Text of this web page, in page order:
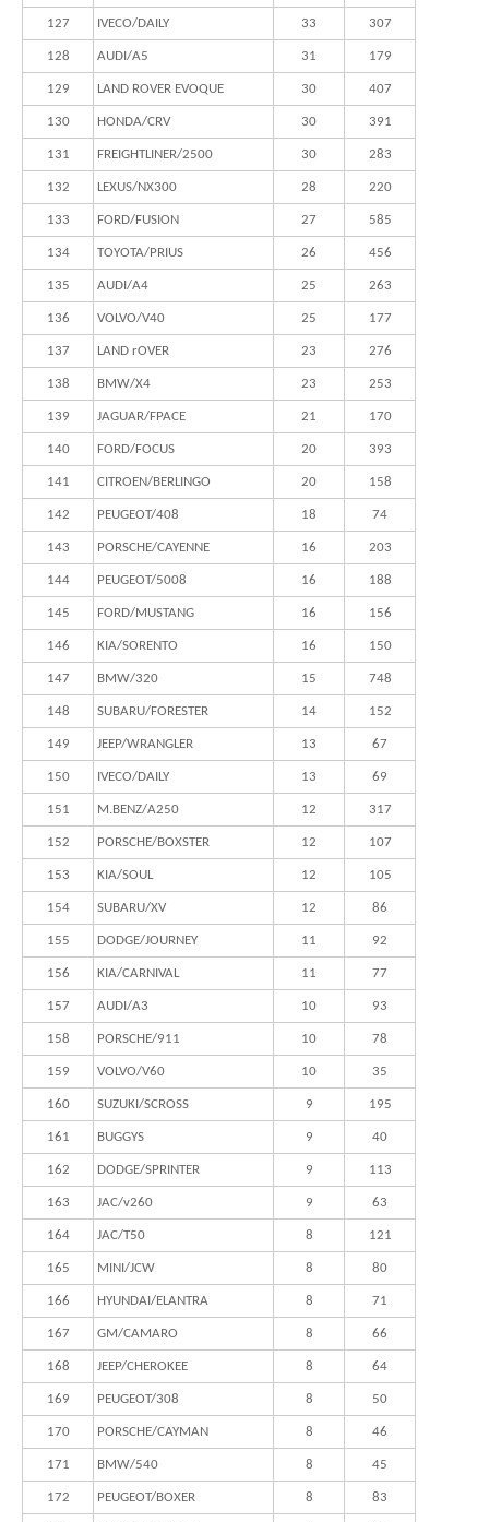
127 IVECO/DAILY 33 307
128 AUDI/A5 31 179
129 LAND ROVER EVOQUE 30 407
130 HONDA/CRV 30 391
131 FREIGHTLINER/2500 30 283
132 LEXUS/NX300 28 220
133 FORD/FUSION 27 585
134 TOYOTA/PRIUS 26 456
135 AUDI/A4 25 263
136 VOLVO/V40 25 177
137 LAND rOVER 23 276
138 BMW/X4 23 253
139 JAGUAR/FPACE 21 170
140 FORD/FOCUS 20 393
141 CITROEN/BERLINGO 20 158
142 PEUGEOT/408 18 74
143 PORSCHE/CAYENNE 16 203
144 PEUGEOT/5008 16 188
145 FORD/MUSTANG 16 156
146 KIA/SORENTO 16 150
147 BMW/320 15 748
148 SUBARU/FORESTER 14 152
149 JEEP/WRANGLER 13 67
150 IVECO/DAILY 13 69
151 M.BENZ/A250 12 317
152 PORSCHE/BOXSTER 12 107
153 KIA/SOUL 12 105
154 SUBARU/XV 12 86
155 DODGE/JOURNEY 11 92
156 KIA/CARNIVAL 11 77
157 AUDI/A3 10 93
158 PORSCHE/911 10 78
159 VOLVO/V60 10 35
160 SUZUKI/SCROSS 9 195
161 BUGGYS 9 40
162 DODGE/SPRINTER 9 113
163 JAC/v260 9 63
164 JAC/T50 8 121
165 MINI/JCW 8 80
166 HYUNDAI/ELANTRA 8 71
167 GM/CAMARO 8 66
168 JEEP/CHEROKEE 8 64
169 PEUGEOT/308 8 50
170 PORSCHE/CAYMAN 8 46
171 BMW/540 8 45
172 PEUGEOT/BOXER 8 83